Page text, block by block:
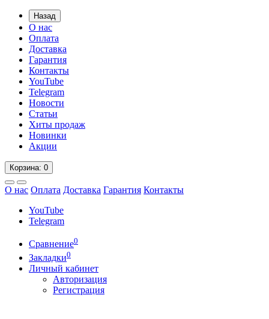
Назад
О нас
Оплата
Доставка
Гарантия
Контакты
YouTube
Telegram
Новости
Статьи
Хиты продаж
Новинки
Акции
Корзина: 0
О нас Оплата Доставка Гарантия Контакты
YouTube
Telegram
Сравнение0
Закладки0
Личный кабинет
Авторизация
Регистрация